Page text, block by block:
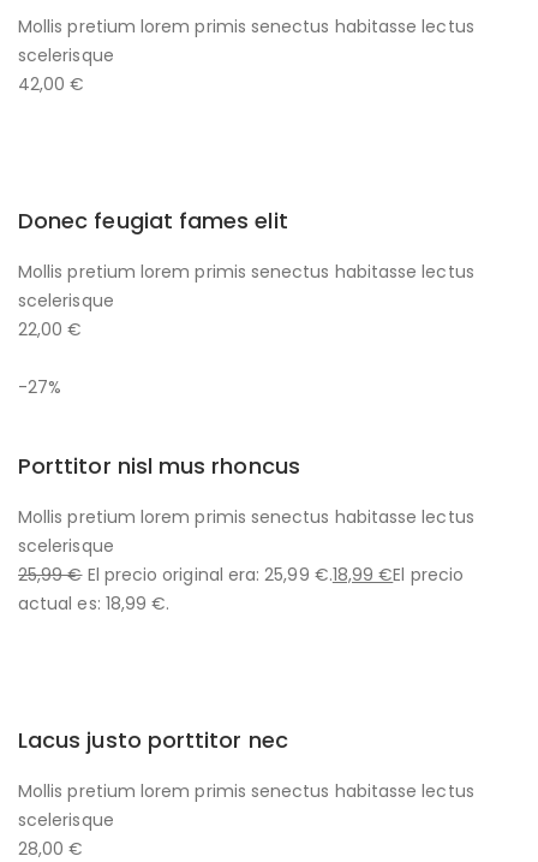
Mollis pretium lorem primis senectus habitasse lectus
scelerisque
42,00 €
Donec feugiat fames elit
Mollis pretium lorem primis senectus habitasse lectus
scelerisque
22,00 €
-27%
Porttitor nisl mus rhoncus
Mollis pretium lorem primis senectus habitasse lectus
scelerisque
25,99 €El precio original era: 25,99 €.18,99 €El precio
actual es: 18,99 €.
Lacus justo porttitor nec
Mollis pretium lorem primis senectus habitasse lectus
scelerisque
28,00 €